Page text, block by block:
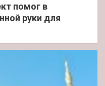
помог в
руки для